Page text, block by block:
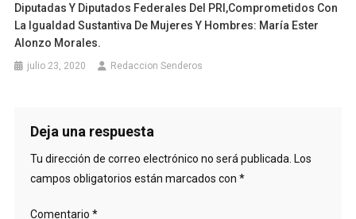
Diputadas Y Diputados Federales Del PRI,comprometidos Con
La Igualdad Sustantiva De Mujeres Y Hombres: María Ester
Alonzo Morales.
julio 23, 2020 Redaccion Senderos
Deja una respuesta
Tu dirección de correo electrónico no será publicada. Los
campos obligatorios están marcados con *
Comentario *